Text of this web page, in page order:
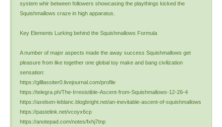
system whir between followers showcasing the playthings kicked the
Squishmallows craze in high apparatus.
Key Elements Lurking behind the Squishmallows Formula
A number of major aspects made the away success Squishmallows get
pleasure from like together one global toy make and bang civilization
sensation:
https://gilllassiter0.livejournal.com/profile
https://telegra.ph/The-Irresistible-Ascent-from-Squishmallows-12-26-4
https://axelsen-leblanc.blogbright.net/an-inevitable-ascent-of-squishmallows
https://pastelink.net/vcoyx6cp
https://anotepad.com/notes/fxhj7tnp